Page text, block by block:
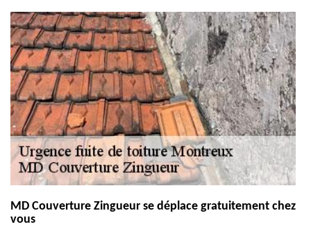
MD Couverture Zingueur se déplace gratuitement chez
vous